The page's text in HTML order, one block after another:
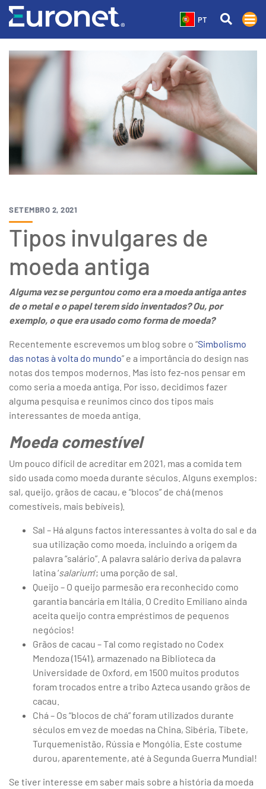
PT
SETEMBRO 2, 2021
Tipos invulgares de
moeda antiga
Alguma vez se perguntou como era a moeda antiga antes
de o metal e o papel terem sido inventados? Ou, por
exemplo, o que era usado como forma de moeda?
Recentemente escrevemos um blog sobre o “Simbolismo
das notas à volta do mundo” e a importância do design nas
notas dos tempos modernos. Mas isto fez-nos pensar em
como seria a moeda antiga. Por isso, decidimos fazer
alguma pesquisa e reunimos cinco dos tipos mais
interessantes de moeda antiga.
Moeda comestível
Um pouco difícil de acreditar em 2021, mas a comida tem
sido usada como moeda durante séculos. Alguns exemplos:
sal, queijo, grãos de cacau, e “blocos” de chá (menos
comestíveis, mais bebíveis).
Sal – Há alguns factos interessantes à volta do sal e da
sua utilização como moeda, incluindo a origem da
palavra “salário”. A palavra salário deriva da palavra
latina ‘salarium‘; uma porção de sal.
Queijo – O queijo parmesão era reconhecido como
garantia bancária em Itália. O Credito Emiliano ainda
aceita queijo contra empréstimos de pequenos
negócios!
Grãos de cacau – Tal como registado no Codex
Mendoza (1541), armazenado na Biblioteca da
Universidade de Oxford, em 1500 muitos produtos
foram trocados entre a tribo Azteca usando grãos de
cacau.
Chá – Os “blocos de chá” foram utilizados durante
séculos em vez de moedas na China, Sibéria, Tibete,
Turquemenistão, Rússia e Mongólia. Este costume
durou, aparentemente, até à Segunda Guerra Mundial!
Se tiver interesse em saber mais sobre a história da moeda